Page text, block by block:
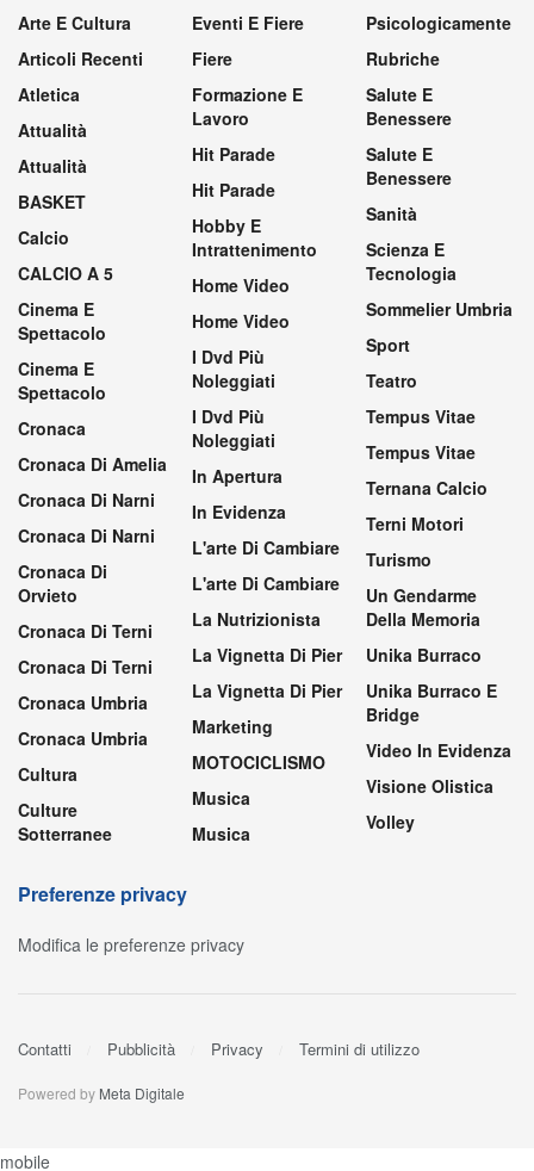
Arte E Cultura
Articoli Recenti
Atletica
Attualità
Attualità
BASKET
Calcio
CALCIO A 5
Cinema E
Spettacolo
Cinema E
Spettacolo
Cronaca
Cronaca Di Amelia
Cronaca Di Narni
Cronaca Di Narni
Cronaca Di
Orvieto
Cronaca Di Terni
Cronaca Di Terni
Cronaca Umbria
Cronaca Umbria
Cultura
Culture
Sotterranee
Eventi E Fiere
Fiere
Formazione E
Lavoro
Hit Parade
Hit Parade
Hobby E
Intrattenimento
Home Video
Home Video
I Dvd Più
Noleggiati
I Dvd Più
Noleggiati
In Apertura
In Evidenza
L'arte Di Cambiare
L'arte Di Cambiare
La Nutrizionista
La Vignetta Di Pier
La Vignetta Di Pier
Marketing
MOTOCICLISMO
Musica
Musica
Psicologicamente
Rubriche
Salute E
Benessere
Salute E
Benessere
Sanità
Scienza E
Tecnologia
Sommelier Umbria
Sport
Teatro
Tempus Vitae
Tempus Vitae
Ternana Calcio
Terni Motori
Turismo
Un Gendarme
Della Memoria
Unika Burraco
Unika Burraco E
Bridge
Video In Evidenza
Visione Olistica
Volley
Preferenze privacy
Modifica le preferenze privacy
Contatti Pubblicità Privacy Termini di utilizzo
Powered by Meta Digitale